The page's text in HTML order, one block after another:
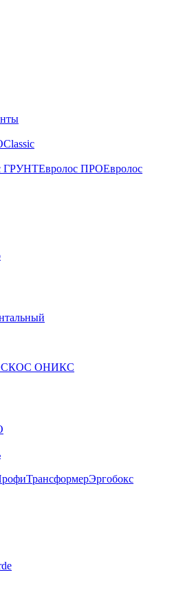
Classic
ГРУНТЕвролос ПРОЕвролос
КОС ОНИКС
ТрансформерЭргобокс